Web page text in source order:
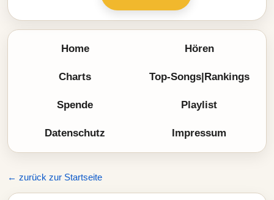
Home Hören
Charts Top-Songs|Rankings
Spende Playlist
Datenschutz Impressum
← zurück zur Startseite